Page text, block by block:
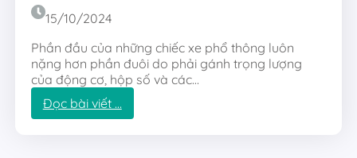
15/10/2024
Phần đầu của những chiếc xe phổ thông luôn
nặng hơn phần đuôi do phải gánh trọng lượng
của động cơ, hộp số và các…
Đọc bài viết …:
L